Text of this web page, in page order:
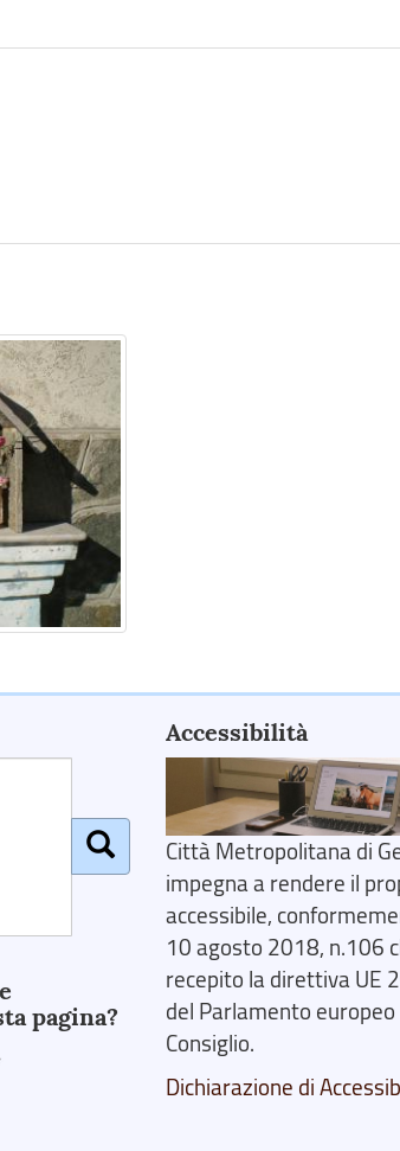
pagina?
Accessibilità
Città Metropolitana di
impegna a rendere il
accessibile,
10 agosto 2018, n.106
recepito la direttiva UE
del Parlamento europeo
Consiglio.
Dichiarazione di